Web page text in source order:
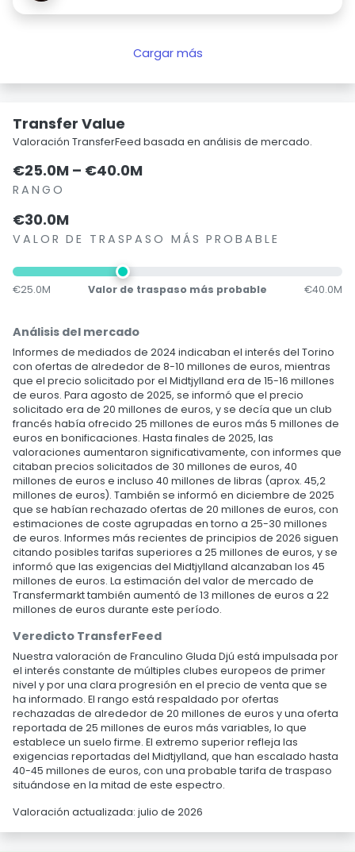
Cargar más
Transfer Value
Valoración TransferFeed basada en análisis de mercado.
€25.0M – €40.0M
RANGO
€30.0M
VALOR DE TRASPASO MÁS PROBABLE
€25.0M Valor de traspaso más probable €40.0M
Análisis del mercado
Informes de mediados de 2024 indicaban el interés del Torino
con ofertas de alrededor de 8-10 millones de euros, mientras
que el precio solicitado por el Midtjylland era de 15-16 millones
de euros. Para agosto de 2025, se informó que el precio
solicitado era de 20 millones de euros, y se decía que un club
francés había ofrecido 25 millones de euros más 5 millones de
euros en bonificaciones. Hasta finales de 2025, las
valoraciones aumentaron significativamente, con informes que
citaban precios solicitados de 30 millones de euros, 40
millones de euros e incluso 40 millones de libras (aprox. 45,2
millones de euros). También se informó en diciembre de 2025
que se habían rechazado ofertas de 20 millones de euros, con
estimaciones de coste agrupadas en torno a 25-30 millones
de euros. Informes más recientes de principios de 2026 siguen
citando posibles tarifas superiores a 25 millones de euros, y se
informó que las exigencias del Midtjylland alcanzaban los 45
millones de euros. La estimación del valor de mercado de
Transfermarkt también aumentó de 13 millones de euros a 22
millones de euros durante este período.
Veredicto TransferFeed
Nuestra valoración de Franculino Gluda Djú está impulsada por
el interés constante de múltiples clubes europeos de primer
nivel y por una clara progresión en el precio de venta que se
ha informado. El rango está respaldado por ofertas
rechazadas de alrededor de 20 millones de euros y una oferta
reportada de 25 millones de euros más variables, lo que
establece un suelo firme. El extremo superior refleja las
exigencias reportadas del Midtjylland, que han escalado hasta
40-45 millones de euros, con una probable tarifa de traspaso
situándose en la mitad de este espectro.
Valoración actualizada: julio de 2026